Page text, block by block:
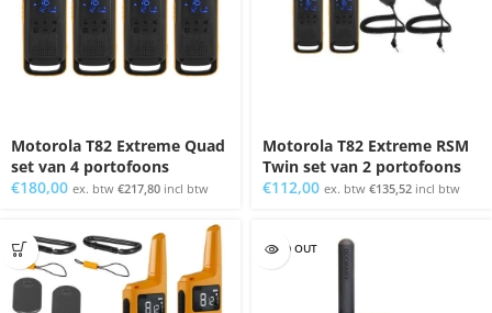
Motorola T82 Extreme Quad
set van 4 portofoons
€180,00 ex. btw €217,80 incl btw
Motorola T82 Extreme RSM
Twin set van 2 portofoons
€112,00 ex. btw €135,52 incl btw
SOLD OUT